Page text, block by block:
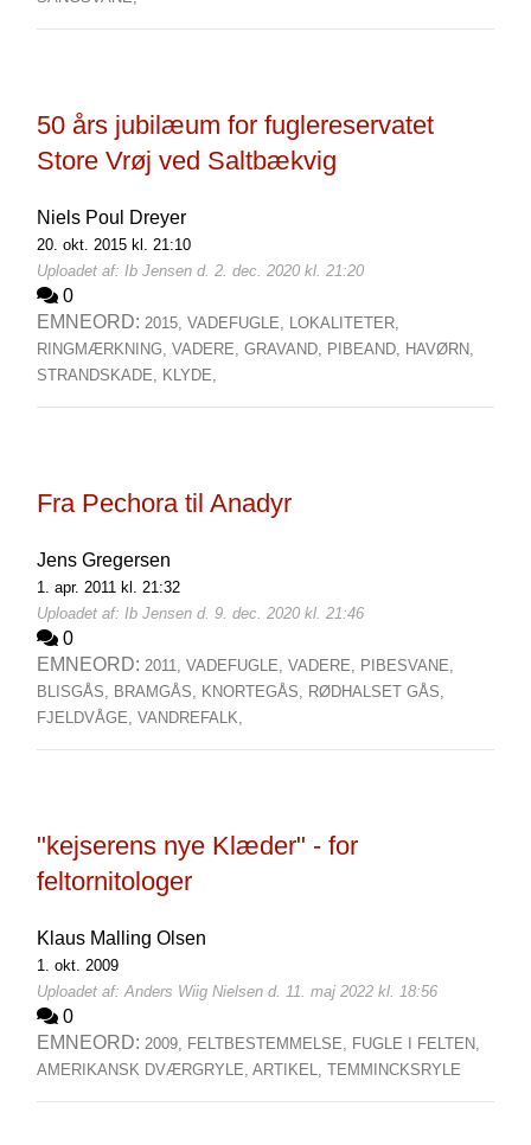
50 års jubilæum for fuglereservatet
Store Vrøj ved Saltbækvig
Niels Poul Dreyer
20. okt. 2015 kl. 21:10
Uploadet af: Ib Jensen d. 2. dec. 2020 kl. 21:20
0
EMNEORD: 2015, VADEFUGLE, LOKALITETER,
RINGMÆRKNING, VADERE, GRAVAND, PIBEAND, HAVØRN,
STRANDSKADE, KLYDE,
Fra Pechora til Anadyr
Jens Gregersen
1. apr. 2011 kl. 21:32
Uploadet af: Ib Jensen d. 9. dec. 2020 kl. 21:46
0
EMNEORD: 2011, VADEFUGLE, VADERE, PIBESVANE,
BLISGÅS, BRAMGÅS, KNORTEGÅS, RØDHALSET GÅS,
FJELDVÅGE, VANDREFALK,
"kejserens nye Klæder" - for
feltornitologer
Klaus Malling Olsen
1. okt. 2009
Uploadet af: Anders Wiig Nielsen d. 11. maj 2022 kl. 18:56
0
EMNEORD: 2009, FELTBESTEMMELSE, FUGLE I FELTEN,
AMERIKANSK DVÆRGRYLE, ARTIKEL, TEMMINCKSRYLE